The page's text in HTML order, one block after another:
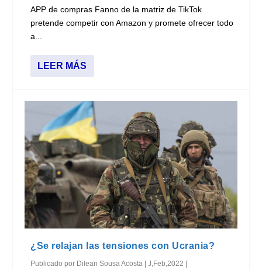
APP de compras Fanno de la matriz de TikTok
pretende competir con Amazon y promete ofrecer todo
a...
LEER MÁS
¿Se relajan las tensiones con Ucrania?
Publicado por Dilean Sousa Acosta |J,Feb,2022